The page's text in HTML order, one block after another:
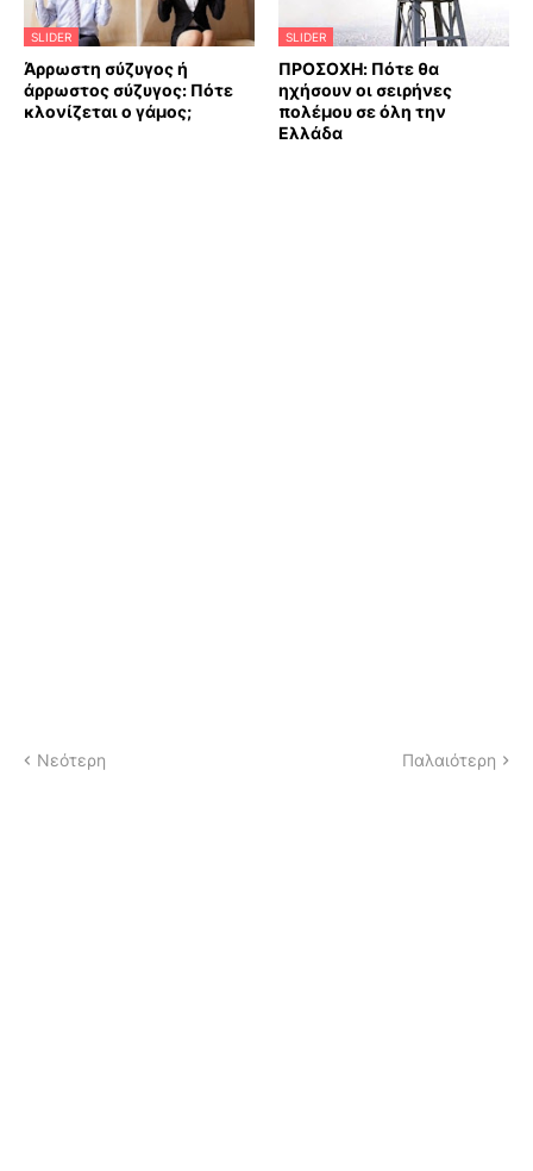
SLIDER
Άρρωστη σύζυγος ή
άρρωστος σύζυγος: Πότε
κλονίζεται ο γάμος;
SLIDER
ΠΡΟΣΟΧΗ: Πότε θα
ηχήσουν οι σειρήνες
πολέμου σε όλη την
Ελλάδα
Νεότερη Παλαιότερη